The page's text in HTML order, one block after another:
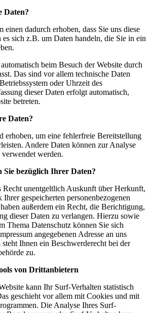
Daten?
einen dadurch erhoben, dass Sie uns diese
sich z.B. um Daten handeln, die Sie in ein
beim Besuch der Website durch
Das sind vor allem technische Daten
oder Uhrzeit des
dieser Daten erfolgt automatisch,
betreten.
Daten?
erhoben, um eine fehlerfreie Bereitstellung
Andere Daten können zur Analyse
werden.
Sie bezüglich Ihrer Daten?
Recht unentgeltlich Auskunft über Herkunft,
gespeicherten personenbezogenen
außerdem ein Recht, die Berichtigung,
dieser Daten zu verlangen. Hierzu sowie
Thema Datenschutz können Sie sich
angegebenen Adresse an uns
Ihnen ein Beschwerderecht bei der
zu.
von Drittanbietern
kann Ihr Surf-Verhalten statistisch
geschieht vor allem mit Cookies und mit
Die Analyse Ihres Surf-